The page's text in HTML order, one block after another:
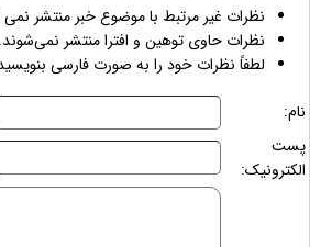
نظرات غیر مرتبط با موضوع خبر منتشر
نظرات حاوی توهین و افترا منتشر نمی‌شوند.
لطفاً نظرات خود را به صورت فارسی
نام:
پست
الکترونیک: